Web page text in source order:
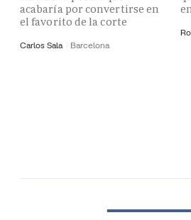
acabaría por convertirse en
el favorito de la corte
Carlos Sala Barcelona